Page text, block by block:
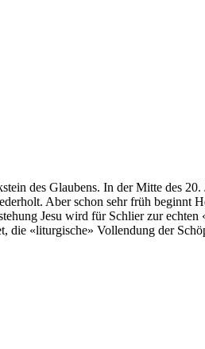
des Glaubens. In der Mitte des
Aber schon sehr früh beginnt
Jesu wird für Schlier zur
«liturgische» Vollendung der